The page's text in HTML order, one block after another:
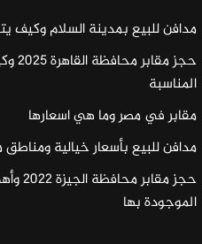
مدافن للبيع بمدينة السلام وكيف
حجز
المناسبة
مقابر في مصر وما هي اسعارها
مدافن للبيع بأسعار خيالية ومناطق
حجز مقابر
الموجودة بها